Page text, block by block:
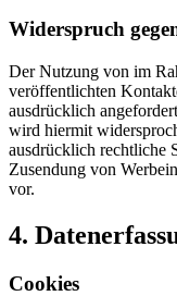
Widerspruch
Der Nutzung von im
veröffentlichten
ausdrücklich
wird hiermit
ausdrücklich rechtliche
Zusendung von
vor.
4.
Cookies